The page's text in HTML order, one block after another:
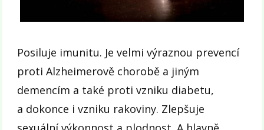
Posiluje imunitu. Je velmi výraznou prevencí
proti Alzheimerově chorobě a jiným
demencím a také proti vzniku diabetu,
a dokonce i vzniku rakoviny. Zlepšuje